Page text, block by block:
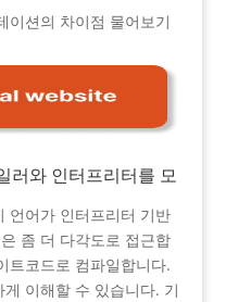
러와 인터프리터를 모
언어가 인터프리터 기반
좀 더 다각도로 접근합
트코드로 컴파일합니다.
게 이해할 수 있습니다. 기